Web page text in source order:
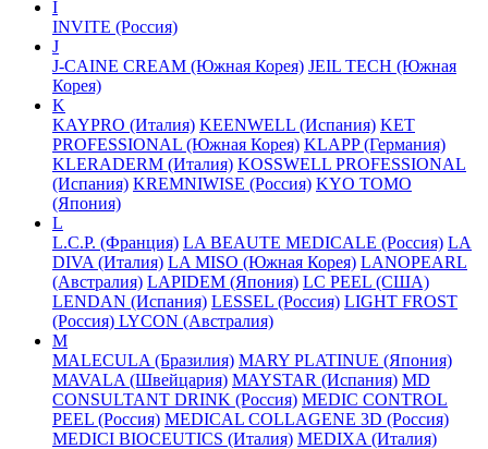
I
INVITE (Россия)
J
J-CAINE CREAM (Южная Корея) JEIL TECH (Южная
Корея)
K
KAYPRO (Италия) KEENWELL (Испания) KET
PROFESSIONAL (Южная Корея) KLAPP (Германия)
KLERADERM (Италия) KOSSWELL PROFESSIONAL
(Испания) KREMNIWISE (Россия) KYO TOMO
(Япония)
L
L.C.P. (Франция) LA BEAUTE MEDICALE (Россия) LA
DIVA (Италия) LA MISO (Южная Корея) LANOPEARL
(Австралия) LAPIDEM (Япония) LC PEEL (США)
LENDAN (Испания) LESSEL (Россия) LIGHT FROST
(Россия) LYCON (Австралия)
M
MALECULA (Бразилия) MARY PLATINUE (Япония)
MAVALA (Швейцария) MAYSTAR (Испания) MD
CONSULTANT DRINK (Россия) MEDIC CONTROL
PEEL (Россия) MEDICAL COLLAGENE 3D (Россия)
MEDICI BIOCEUTICS (Италия) MEDIXA (Италия)